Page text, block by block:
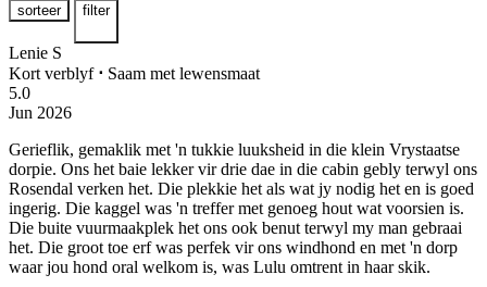
sorteer filter
Lenie S
Kort verblyf ⋅ Saam met lewensmaat
5.0
Jun 2026
Gerieflik, gemaklik met 'n tukkie luuksheid in die klein Vrystaatse
dorpie. Ons het baie lekker vir drie dae in die cabin gebly terwyl ons
Rosendal verken het. Die plekkie het als wat jy nodig het en is goed
ingerig. Die kaggel was 'n treffer met genoeg hout wat voorsien is.
Die buite vuurmaakplek het ons ook benut terwyl my man gebraai
het. Die groot toe erf was perfek vir ons windhond en met 'n dorp
waar jou hond oral welkom is, was Lulu omtrent in haar skik.